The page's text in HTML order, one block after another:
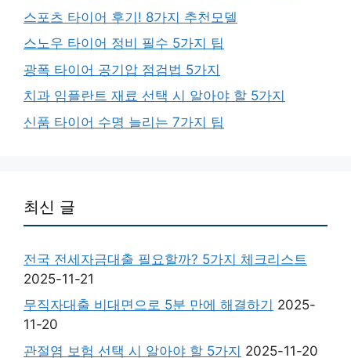
스포츠 타이어 후기! 8가지 추천모델
스노우 타이어 정비 필수 5가지 팁
광폭 타이어 공기압 점검법 5가지
치과 임플란트 재료 선택 시 알아야 할 5가지
신품 타이어 수명 늘리는 7가지 팁
최신 글
전국 전세자금대출 필요할까? 5가지 체크리스트
2025-11-21
무직자대출 비대면으로 5분 만에 해결하기 2025-
11-20
관절염 보험 선택 시 알아야 할 5가지 2025-11-20